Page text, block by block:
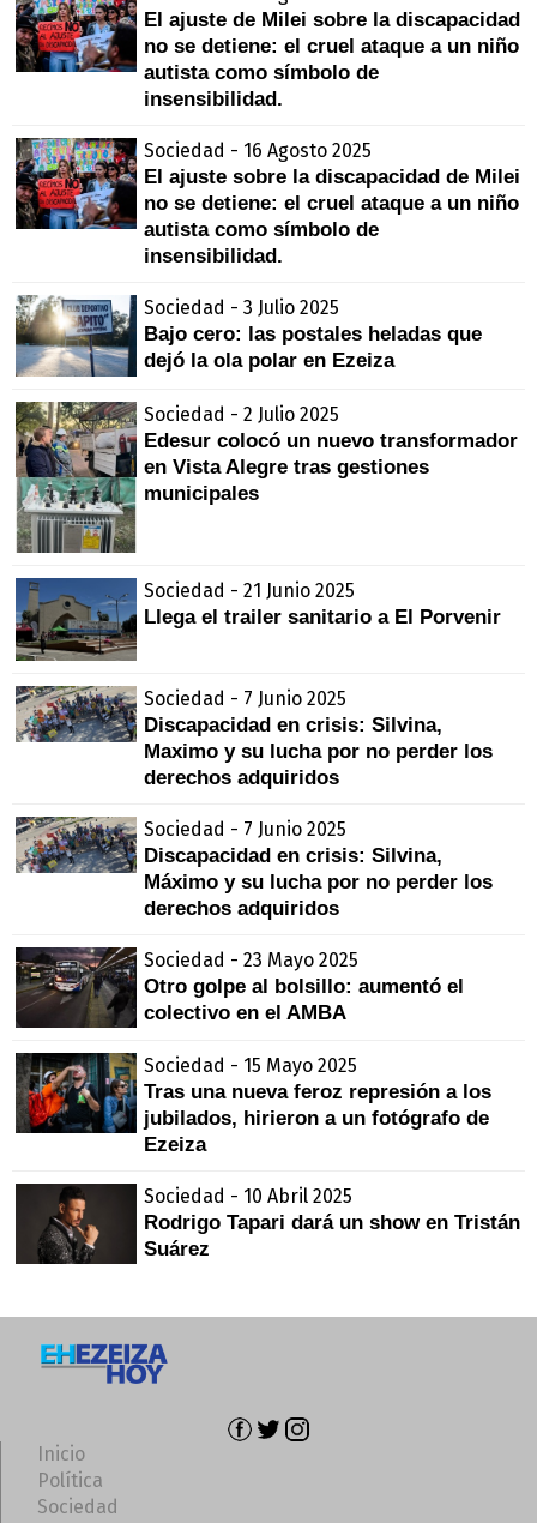
El ajuste de Milei sobre la discapacidad
no se detiene: el cruel ataque a un niño
autista como símbolo de
insensibilidad.
Sociedad - 16 Agosto 2025
El ajuste sobre la discapacidad de Milei
no se detiene: el cruel ataque a un niño
autista como símbolo de
insensibilidad.
Sociedad - 3 Julio 2025
Bajo cero: las postales heladas que
dejó la ola polar en Ezeiza
Sociedad - 2 Julio 2025
Edesur colocó un nuevo transformador
en Vista Alegre tras gestiones
municipales
Sociedad - 21 Junio 2025
Llega el trailer sanitario a El Porvenir
Sociedad - 7 Junio 2025
Discapacidad en crisis: Silvina,
Maximo y su lucha por no perder los
derechos adquiridos
Sociedad - 7 Junio 2025
Discapacidad en crisis: Silvina,
Máximo y su lucha por no perder los
derechos adquiridos
Sociedad - 23 Mayo 2025
Otro golpe al bolsillo: aumentó el
colectivo en el AMBA
Sociedad - 15 Mayo 2025
Tras una nueva feroz represión a los
jubilados, hirieron a un fotógrafo de
Ezeiza
Sociedad - 10 Abril 2025
Rodrigo Tapari dará un show en Tristán
Suárez
Inicio
Política
Sociedad